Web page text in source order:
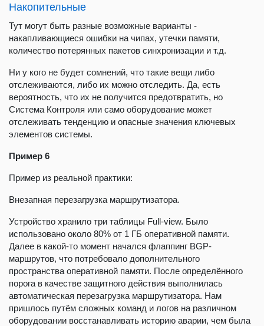
Накопительные
Тут могут быть разные возможные варианты -
накапливающиеся ошибки на чипах, утечки памяти,
количество потерянных пакетов синхронизации и т.д.
Ни у кого не будет сомнений, что такие вещи либо
отслеживаются, либо их можно отследить. Да, есть
вероятность, что их не получится предотвратить, но
Система Контроля или само оборудование может
отслеживать тенденцию и опасные значения ключевых
элементов системы.
Пример 6
Пример из реальной практики:
Внезапная перезагрузка маршрутизатора.
Устройство хранило три таблицы Full-view. Было
использовано около 80% от 1 ГБ оперативной памяти.
Далее в какой-то момент начался флаппинг BGP-
маршрутов, что потребовало дополнительного
пространства оперативной памяти. После определённого
порога в качестве защитного действия выполнилась
автоматическая перезагрузка маршрутизатора. Нам
пришлось путём сложных команд и логов на различном
оборудовании восстанавливать историю аварии, чем была